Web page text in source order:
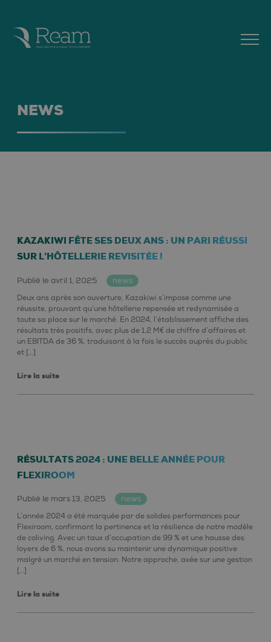
NEWS
KAZAKIWI FÊTE SES DEUX ANS : UN PARI RÉUSSI
SUR L’HÔTELLERIE REVISITÉE !
Publié le avril 1, 2025 news
Deux ans après son ouverture, Kazakiwi s’impose comme une
réussite, prouvant qu’une hôtellerie repensée et redynamisée a
toute sa place sur le marché. En 2024, l’établissement affiche des
résultats très positifs, avec plus de 1,2 M€ de chiffre d’affaires et
un EBITDA de 36 %, traduisant à la fois le succès auprès du public
et […]
Lire la suite
RÉSULTATS 2024 : UNE BELLE ANNÉE POUR
FLEXIROOM
Publié le mars 13, 2025 news
L’année 2024 a été marquée par de solides performances pour
Flexiroom, confirmant la pertinence et la résilience de notre modèle
de coliving. Avec un taux d’occupation de 99 % et une hausse des
loyers de 6 %, nous avons su maintenir une dynamique positive
malgré un marché en tension. Notre approche, axée sur une gestion
[…]
Lire la suite